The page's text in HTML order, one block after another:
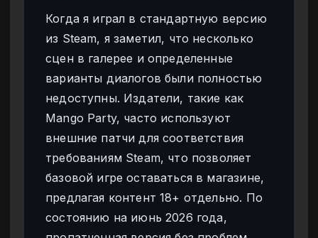
Когда я играл в стандартную версию
из Steam, я заметил, что несколько
сцен в галерее и определенные
варианты диалогов были полностью
недоступны. Издатели, такие как
Mango Party, часто используют
внешние патчи для соответствия
требованиям Steam, что позволяет
базовой игре оставаться в магазине,
предлагая контент 18+ отдельно. По
состоянию на июнь 2026 года,